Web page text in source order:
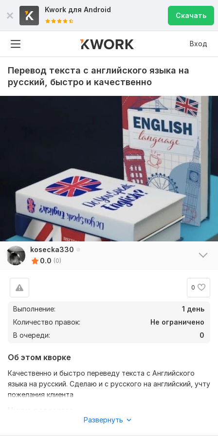
Kwork для Android
Скачать
Вход
Перевод текста с английского языка на
русский, быстро и качественно
kosecka330
0.0 (0)
0
Выполнение:
1 день
Количество правок:
Не ограничено
В очереди:
0
Об этом кворке
Качественно и быстро переведу текста с Английского
языка на русский. Сделаю и с русского на английский, учту
пожелания клиента
Предоставить текст с языком, все условия для работы(
шрифт, размер) все учту и сделаю на высшем уровне
Развернуть